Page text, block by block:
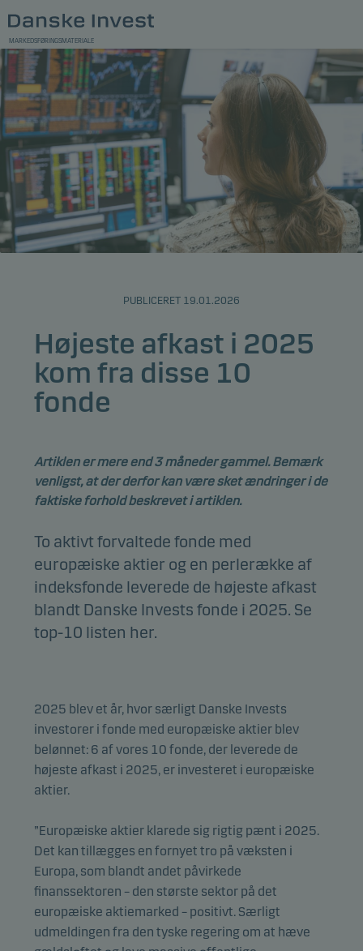
MARKEDSFØRINGSMATERIALE
PUBLICERET 19.01.2026
Højeste afkast i 2025
kom fra disse 10
fonde
Artiklen er mere end 3 måneder gammel. Bemærk
venligst, at der derfor kan være sket ændringer i de
faktiske forhold beskrevet i artiklen.
To aktivt forvaltede fonde med
europæiske aktier og en perlerække af
indeksfonde leverede de højeste afkast
blandt Danske Invests fonde i 2025. Se
top-10 listen her.
2025 blev et år, hvor særligt Danske Invests
investorer i fonde med europæiske aktier blev
belønnet: 6 af vores 10 fonde, der leverede de
højeste afkast i 2025, er investeret i europæiske
aktier.
”Europæiske aktier klarede sig rigtig pænt i 2025.
Det kan tillægges en fornyet tro på væksten i
Europa, som blandt andet påvirkede
finanssektoren – den største sektor på det
europæiske aktiemarked – positivt. Særligt
udmeldingen fra den tyske regering om at hæve